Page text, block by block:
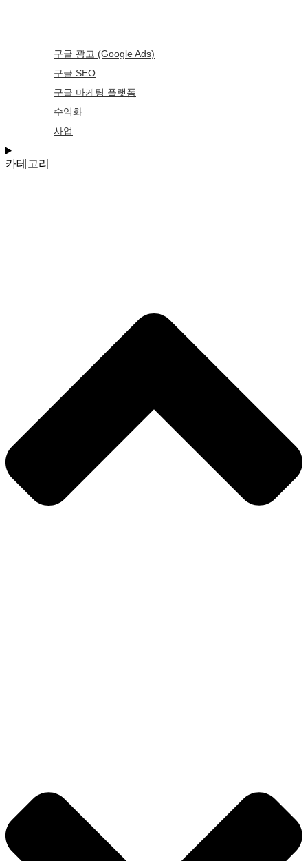
구글 광고 (Google Ads)
구글 SEO
구글 마케팅 플랫폼
수익화
사업
카테고리